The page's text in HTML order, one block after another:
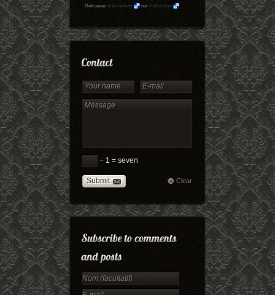
Retrouvezmaryophoto surHellocoton
− 1 = seven
Submit Clear